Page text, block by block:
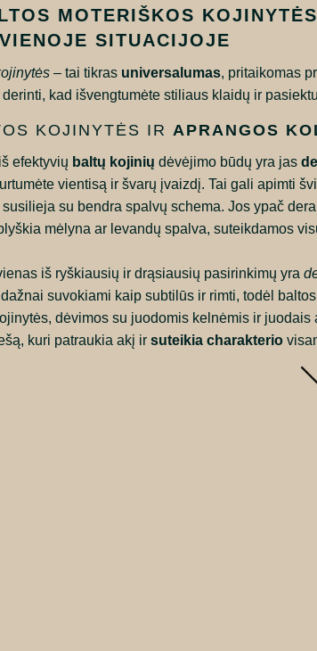
MOTERIŠKOS
SITUACIJOJE
– tai tikras universalumas, pritaikomas
derinti, kad išvengtumėte stiliaus klaidų ir
KOJINYTĖS IR APRANGOS
efektyvių baltų kojinių dėvėjimo būdų yra jas
vientisą ir švarų įvaizdį. Tai gali apimti
su bendra spalvų schema. Jos ypač
mėlyna ar levandų spalva, suteikdamos
iš ryškiausių ir drąsiausių pasirinkimų yra
suvokiami kaip subtilūs ir rimti, todėl
dėvimos su juodomis kelnėmis ir
kuri patraukia akį irsuteikia charakterio